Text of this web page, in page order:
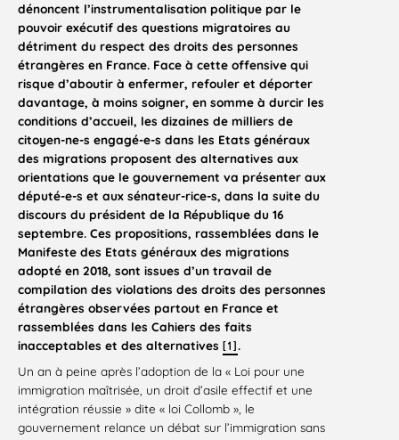
dénoncent l’instrumentalisation politique par le
pouvoir exécutif des questions migratoires au
détriment du respect des droits des personnes
étrangères en France. Face à cette offensive qui
risque d’aboutir à enfermer, refouler et déporter
davantage, à moins soigner, en somme à durcir les
conditions d’accueil, les dizaines de milliers de
citoyen-ne-s engagé-e-s dans les Etats généraux
des migrations proposent des alternatives aux
orientations que le gouvernement va présenter aux
député-e-s et aux sénateur-rice-s, dans la suite du
discours du président de la République du 16
septembre. Ces propositions, rassemblées dans le
Manifeste des Etats généraux des migrations
adopté en 2018, sont issues d’un travail de
compilation des violations des droits des personnes
étrangères observées partout en France et
rassemblées dans les Cahiers des faits
inacceptables et des alternatives [1] .
Un an à peine après l’adoption de la « Loi pour une
immigration maîtrisée, un droit d’asile effectif et une
intégration réussie » dite « loi Collomb », le
gouvernement relance un débat sur l’immigration sans